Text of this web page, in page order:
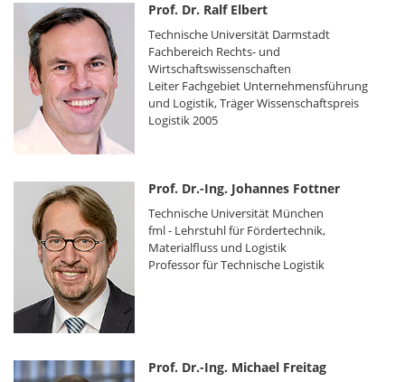
Prof. Dr. Ralf Elbert
Technische Universität Darmstadt
Fachbereich Rechts- und
Wirtschaftswissenschaften
Leiter Fachgebiet Unternehmensführung
und Logistik, Träger Wissenschaftspreis
Logistik 2005
Prof. Dr.-Ing. Johannes Fottner
Technische Universität München
fml - Lehrstuhl für Fördertechnik,
Materialfluss und Logistik
Professor für Technische Logistik
Prof. Dr.-Ing. Michael Freitag